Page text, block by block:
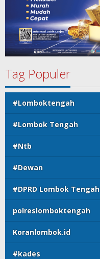
Tag Populer
#Lomboktengah
#Lombok Tengah
#Ntb
#Dewan
#DPRD Lombok Tengah
polreslomboktengah
Koranlombok.id
#kades